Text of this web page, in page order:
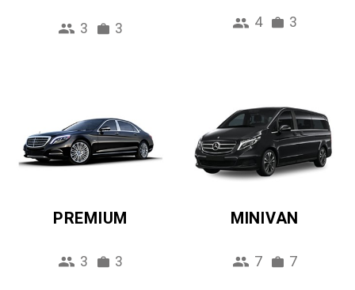
3 3 4 3
PREMIUM
3 3
MINIVAN
7 7